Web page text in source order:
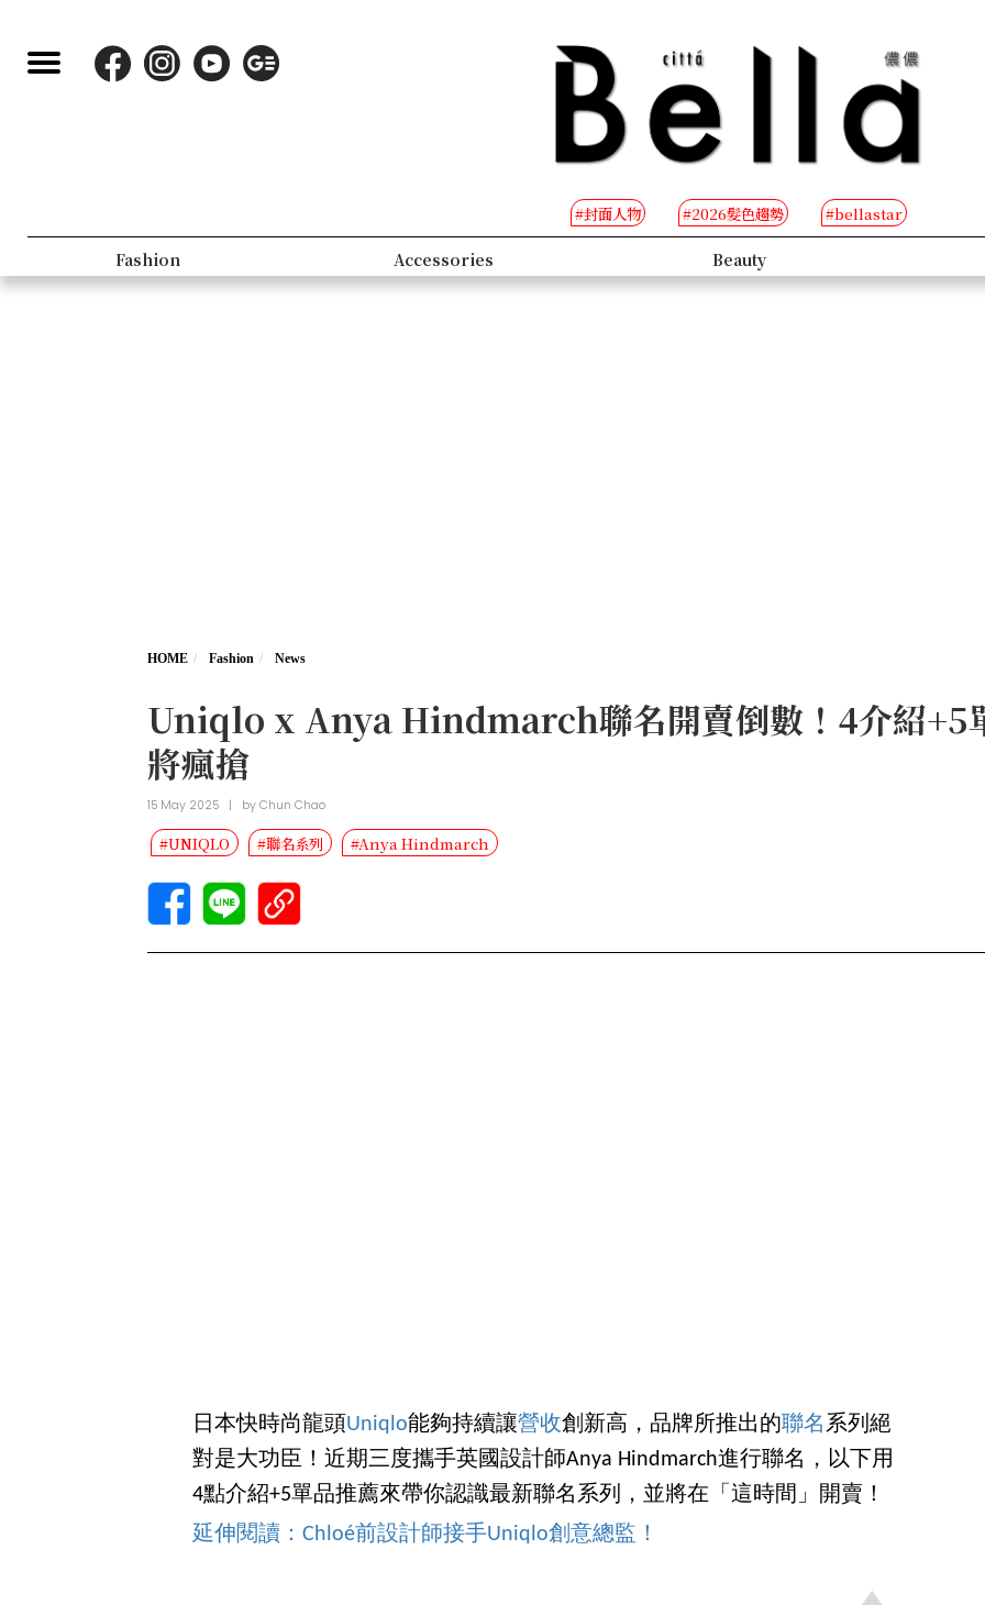
#封面人物 #2026髮色趨勢 #bellastar
Fashion Accessories Beauty
HOME Fashion News
Uniqlo x Anya Hindmarch聯名開賣倒數！4介紹+5
將瘋搶
15 May 2025 | byChun Chao
#UNIQLO #聯名系列 #Anya Hindmarch
日本快時尚龍頭Uniqlo能夠持續讓營收創新高，品牌所推出的聯名系列絕
對是大功臣！近期三度攜手英國設計師Anya Hindmarch進行聯名，以下用
4點介紹+5單品推薦來帶你認識最新聯名系列，並將在「這時間」開賣！
延伸閱讀：Chloé前設計師接手Uniqlo創意總監！